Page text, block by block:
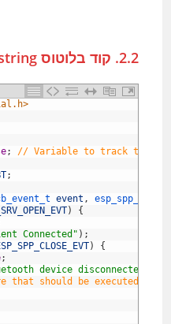
2.2. קוד בלוטוס EVENTS + string
; // Variable to track the
;
event ,
)
{
Connected" ) ;
)
{
;
device disconnected"
that should be executed